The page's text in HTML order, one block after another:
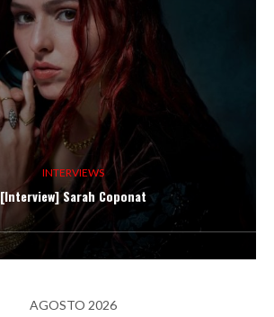
INTERVIEWS
[Interview] Sarah Coponat
AGOSTO 2026